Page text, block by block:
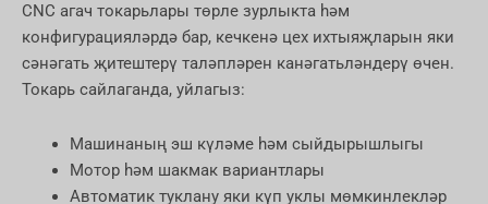
CNC агач токарьлары төрле зурлыкта һәм
конфигурацияләрдә бар, кечкенә цех ихтыяҗларын яки
сәнәгать җитештерү таләпләрен канәгатьләндерү өчен.
Токарь сайлаганда, уйлагыз:
Машинаның эш күләме һәм сыйдырышлыгы
Мотор һәм шакмак вариантлары
Автоматик туклану яки күп уклы мөмкинлекләр